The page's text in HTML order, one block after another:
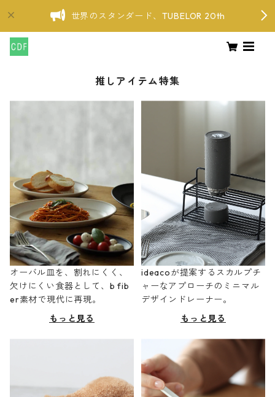
世界のスタンダード、TUBELOR 20th
推しアイテム特集
オーバル皿を、割れにくく、
欠けにくい食器として、b fib
er素材で現代に再現。
もっと見る
ideacoが提案するスカルプチ
ャーなアプローチのミニマル
デザインドレーナー。
もっと見る